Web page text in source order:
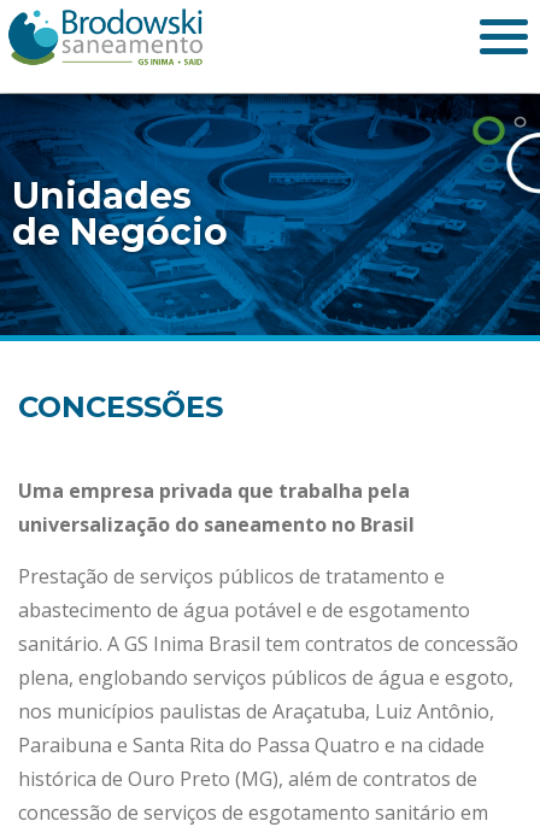
Unidades
de Negócio
CONCESSÕES
Uma empresa privada que trabalha pela
universalização do saneamento no Brasil
Prestação de serviços públicos de tratamento e
abastecimento de água potável e de esgotamento
sanitário. A GS Inima Brasil tem contratos de concessão
plena, englobando serviços públicos de água e esgoto,
nos municípios paulistas de Araçatuba, Luiz Antônio,
Paraibuna e Santa Rita do Passa Quatro e na cidade
histórica de Ouro Preto (MG), além de contratos de
concessão de serviços de esgotamento sanitário em